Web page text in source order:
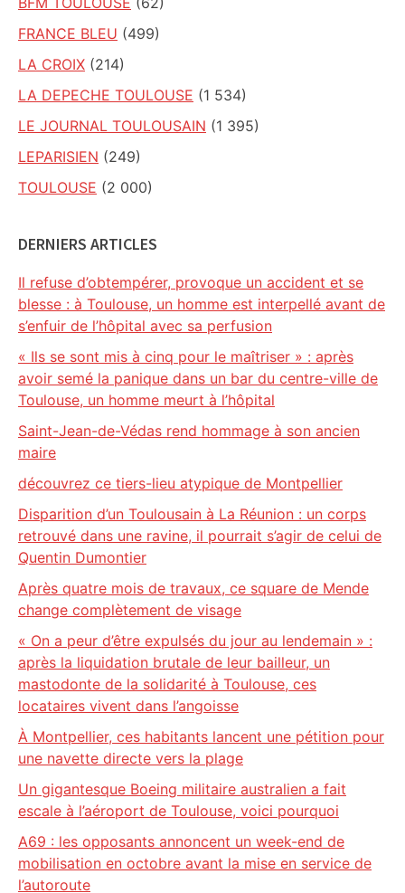
FRANCE BLEU (499)
LA CROIX (214)
LA DEPECHE TOULOUSE (1 534)
LE JOURNAL TOULOUSAIN (1 395)
LEPARISIEN (249)
TOULOUSE (2 000)
DERNIERS ARTICLES
Il refuse d’obtempérer, provoque un accident et se
blesse : à Toulouse, un homme est interpellé avant de
s’enfuir de l’hôpital avec sa perfusion
« Ils se sont mis à cinq pour le maîtriser » : après
avoir semé la panique dans un bar du centre-ville de
Toulouse, un homme meurt à l’hôpital
Saint-Jean-de-Védas rend hommage à son ancien
maire
découvrez ce tiers-lieu atypique de Montpellier
Disparition d’un Toulousain à La Réunion : un corps
retrouvé dans une ravine, il pourrait s’agir de celui de
Quentin Dumontier
Après quatre mois de travaux, ce square de Mende
change complètement de visage
« On a peur d’être expulsés du jour au lendemain » :
après la liquidation brutale de leur bailleur, un
mastodonte de la solidarité à Toulouse, ces
locataires vivent dans l’angoisse
À Montpellier, ces habitants lancent une pétition pour
une navette directe vers la plage
Un gigantesque Boeing militaire australien a fait
escale à l’aéroport de Toulouse, voici pourquoi
A69 : les opposants annoncent un week-end de
mobilisation en octobre avant la mise en service de
l’autoroute